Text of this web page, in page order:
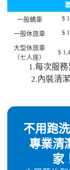
一般轎車
$
一般休旅車 $
大型休旅車
（七人座）
$
1.每次服
2.內裝清
不用跑
專業清
家